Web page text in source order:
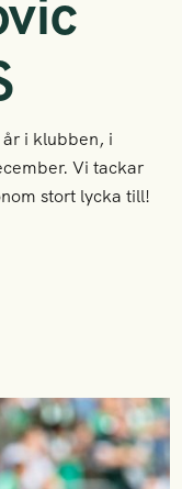
år i klubben, i
Vi tackar
stort lycka till!